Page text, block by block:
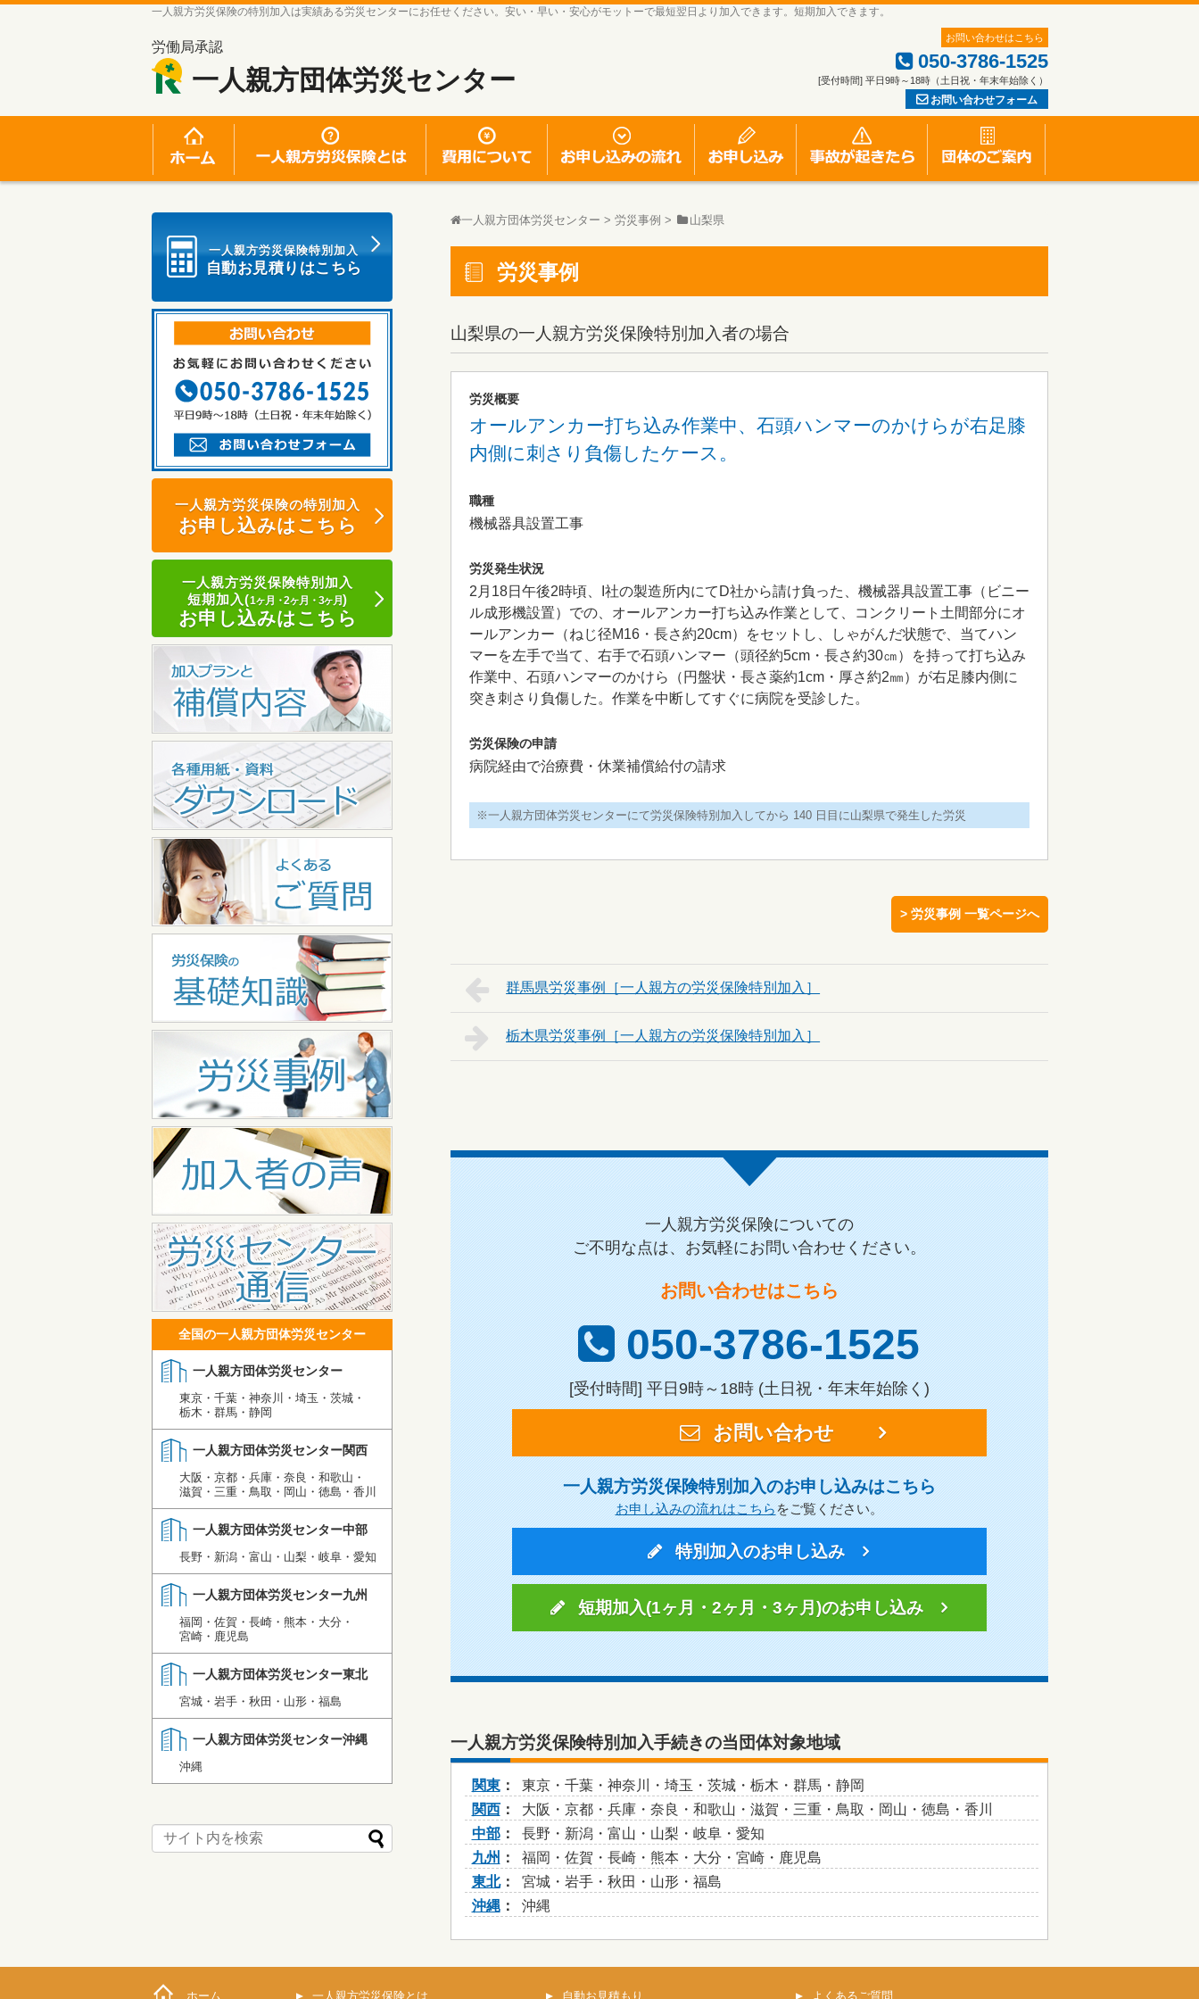
一人親方労災保険の特別加入は実績ある労災センターにお任せください。安い・早い・安心がモットーで最短翌日より加入できます。短期加入できます。
労働局承認
一人親方団体労災センター
お問い合わせはこちら
050-3786-1525
[受付時間] 平日9時～18時（土日祝・年末年始除く）
お問い合わせフォーム
一人親方労災保険とは 一人親方労災保険の費用についてお申し込みの流れ 一人親方労災保険特別加入のお申し込み
労災事故が起きたら
一人親方団体労災センター > 労災事例 > 山梨県
労災事例
山梨県の一人親方労災保険特別加入者の場合
労災概要
オールアンカー打ち込み作業中、石頭ハンマーのかけらが右足膝
内側に刺さり負傷したケース。
職種
機械器具設置工事
労災発生状況
2月18日午後2時頃、I社の製造所内にてD社から請け負った、機械器具設置工事（ビニー
ル成形機設置）での、オールアンカー打ち込み作業として、コンクリート土間部分にオ
ールアンカー（ねじ径M16・長さ約20cm）をセットし、しゃがんだ状態で、当てハン
マーを左手で当て、右手で石頭ハンマー（頭径約5cm・長さ約30㎝）を持って打ち込み
作業中、石頭ハンマーのかけら（円盤状・長さ薬約1cm・厚さ約2㎜）が右足膝内側に
突き刺さり負傷した。作業を中断してすぐに病院を受診した。
労災保険の申請
病院経由で治療費・休業補償給付の請求
※一人親方団体労災センターにて労災保険特別加入してから 140 日目に山梨県で発生した労災
> 労災事例 一覧ページへ
群馬県
栃木県
一人親方労災保険についての
ご不明な点は、お気軽にお問い合わせください。
お問い合わせはこちら
050-3786-1525
[受付時間] 平日9時～18時 (土日祝・年末年始除く)
お問い合わせ
一人親方労災保険特別加入のお申し込みはこちら
お申し込みの流れはこちらをご覧ください。
特別加入のお申し込み
短期加入(1ヶ月・2ヶ月・3ヶ月)のお申し込み
一人親方労災保険特別加入手続きの当団体対象地域
関東
東京・千葉・神奈川・埼玉・茨城・栃木・群馬・静岡
関西
大阪・京都・兵庫・奈良・和歌山・滋賀・三重・鳥取・岡山・徳島・香川
中部
長野・新潟・富山・山梨・岐阜・愛知
九州
福岡・佐賀・長崎・熊本・大分・宮崎・鹿児島
東北
宮城・岩手・秋田・山形・福島
沖縄
沖縄
一人親方労災保険特別加入
自動お見積りはこちら
一人親方労災保険の特別加入
お申し込みはこちら
一人親方労災保険特別加入
短期加入(1ヶ月・2ヶ月・3ヶ月)
お申し込みはこちら
全国の一人親方団体労災センター
一人親方団体労災センター
東京・千葉・神奈川・埼玉・茨城・
栃木・群馬・静岡
一人親方団体労災センター関西
大阪・京都・兵庫・奈良・和歌山・
滋賀・三重・鳥取・岡山・徳島・香川
一人親方団体労災センター中部
長野・新潟・富山・山梨・岐阜・愛知
一人親方団体労災センター九州
福岡・佐賀・長崎・熊本・大分・
宮崎・鹿児島
一人親方団体労災センター東北
宮城・岩手・秋田・山形・福島
一人親方団体労災センター沖縄
沖縄
ホーム 一人親方労災保険とは 自動お見積もり よくあるご質問